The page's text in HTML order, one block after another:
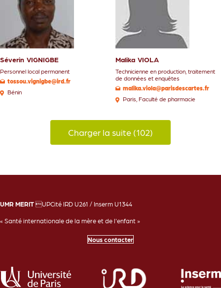
Séverin VIGNIGBE
Personnel local permanent
tossou.vignigbe@ird.fr
Bénin
Malika VIOLA
Technicienne en production, traitement
de données et enquêtes
malika.viola@parisdescartes.fr
Paris Faculté de pharmacie
Charger la suite (102)
UMR MERIT UPCité IRD U261 / Inserm U1344
« Santé internationale de la mère et de l'enfant »
Nous contacter